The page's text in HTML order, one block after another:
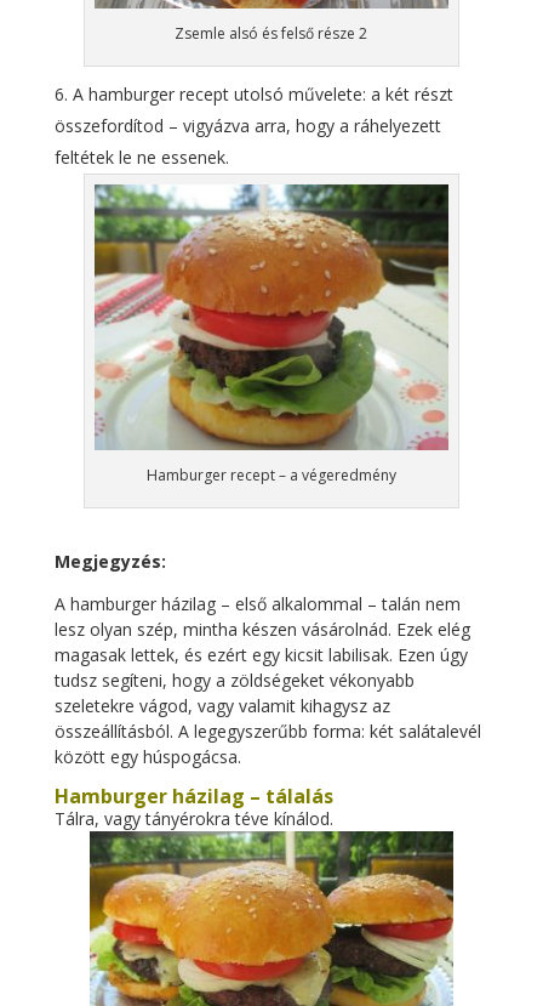
Zsemle alsó és felső része 2
A hamburger recept utolsó művelete: a két részt
összefordítod – vigyázva arra, hogy a ráhelyezett
feltétek le ne essenek.
Hamburger recept – a végeredmény
Megjegyzés:
A hamburger házilag – első alkalommal – talán nem
lesz olyan szép, mintha készen vásárolnád. Ezek elég
magasak lettek, és ezért egy kicsit labilisak. Ezen úgy
tudsz segíteni, hogy a zöldségeket vékonyabb
szeletekre vágod, vagy valamit kihagysz az
összeállításból. A legegyszerűbb forma: két salátalevél
között egy húspogácsa.
Hamburger házilag – tálalás
Tálra, vagy tányérokra téve kínálod.